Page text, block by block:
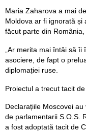
Maria Zaharova a mai
Moldova ar fi ignorată și
făcut parte din
„Ar merita mai întâi să
asociere, de fapt o
diplomației ruse.
Proiectul a trecut tacit
Declarațiile Moscovei
de parlamentarii S.O.S.
a fost adoptată tacit de